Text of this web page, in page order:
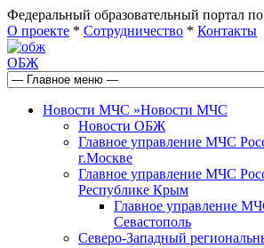
Федеральный образовательный
О проекте * Сотрудничество * Контакты
ОБЖ
Новости МЧС »Новости МЧС
Новости ОБЖ
Главное управление МЧС
г.Москве
Главное управление МЧС
Республике Крым
Главное управление
Севастополь
Северо-Западный